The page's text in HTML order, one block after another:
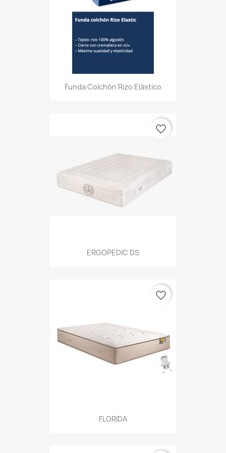
Funda Colchón Rizo Elástico
ERGOPEDIC DS
favorite_border
FLORIDA
favorite_border